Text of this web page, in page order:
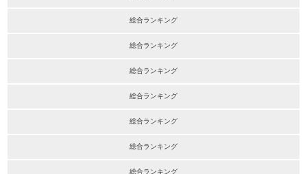
総合ランキング
総合ランキング
総合ランキング
総合ランキング
総合ランキング
総合ランキング
総合ランキング